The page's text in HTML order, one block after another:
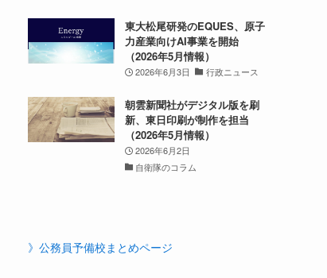
東大松尾研発のEQUES、原子
力産業向けAI事業を開始
（2026年5月情報）
2026年6月3日 行政ニュース
朝雲新聞社がデジタル版を刷
新、東日印刷が制作を担当
（2026年5月情報）
2026年6月2日
自衛隊のコラム
》公務員予備校まとめページ